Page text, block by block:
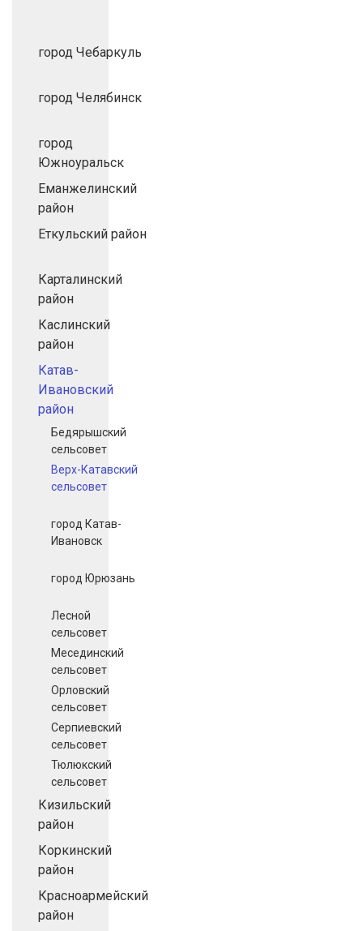
город Чебаркуль
город Челябинск
город
Южноуральск
Еманжелинский
район
Еткульский район
Карталинский
район
Каслинский
район
Катав-
Ивановский
район
Бедярышский
сельсовет
Верх-Катавский
сельсовет
город Катав-
Ивановск
город Юрюзань
Лесной
сельсовет
Месединский
сельсовет
Орловский
сельсовет
Серпиевский
сельсовет
Тюлюкский
сельсовет
Кизильский
район
Коркинский
район
Красноармейский
район